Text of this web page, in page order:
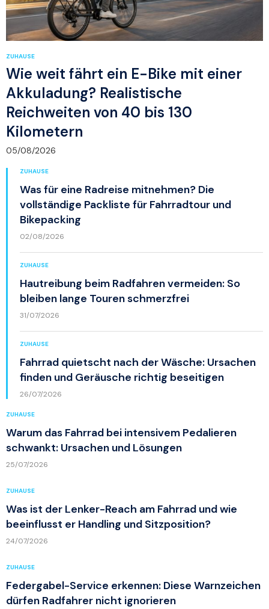
ZUHAUSE
Wie weit fährt ein E-Bike mit einer
Akkuladung? Realistische
Reichweiten von 40 bis 130
Kilometern
05/08/2026
ZUHAUSE
Was für eine Radreise mitnehmen? Die
vollständige Packliste für Fahrradtour und
Bikepacking
02/08/2026
ZUHAUSE
Hautreibung beim Radfahren vermeiden: So
bleiben lange Touren schmerzfrei
31/07/2026
ZUHAUSE
Fahrrad quietscht nach der Wäsche: Ursachen
finden und Geräusche richtig beseitigen
26/07/2026
ZUHAUSE
Warum das Fahrrad bei intensivem Pedalieren
schwankt: Ursachen und Lösungen
25/07/2026
ZUHAUSE
Was ist der Lenker-Reach am Fahrrad und wie
beeinflusst er Handling und Sitzposition?
24/07/2026
ZUHAUSE
Federgabel-Service erkennen: Diese Warnzeichen
dürfen Radfahrer nicht ignorieren